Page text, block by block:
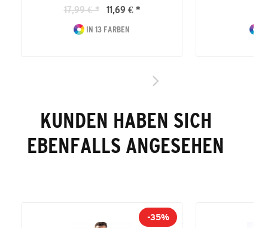
17,99 € * 11,69 € *
IN 13 FARBEN
KUNDEN HABEN SICH
EBENFALLS ANGESEHEN
-35%